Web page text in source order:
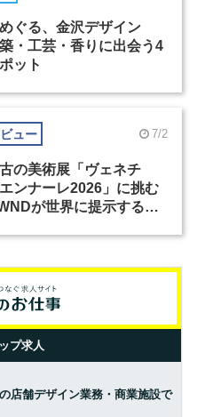
ぐる、金沢デザイン
・工芸・香りに出会う4
ット
ュー 7/2
の美術展「ヴェネチ
ンナーレ2026」に挑む
が世界に提示する美
プ求人
店舗デザイン業務・商業施設で